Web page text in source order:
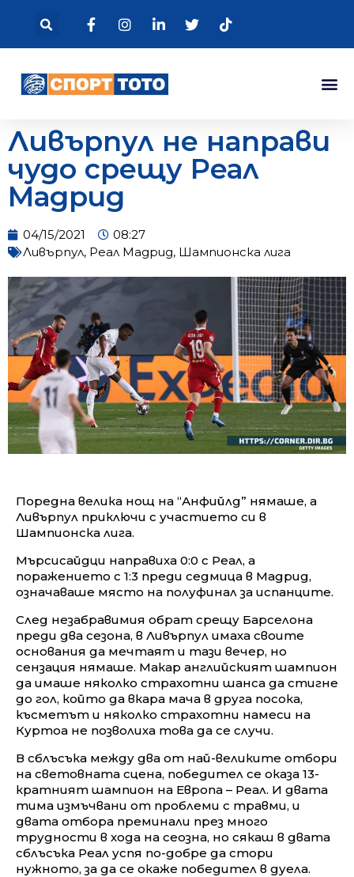
Ливърпул не направи
чудо срещу Реал
Мадрид
04/15/2021
08:27
Ливърпул, Реал Мадрид, Шампионска лига
Поредна велика нощ на “Анфийлд” нямаше, а
Ливърпул приключи с участието си в
Шампионска лига.
Мърсисайдци направиха 0:0 с Реал, а
поражението с 1:3 преди седмица в Мадрид,
означаваше място на полуфинал за испанците.
След незабравимия обрат срещу Барселона
преди два сезона, в Ливърпул имаха своите
основания да мечтаят и тази вечер, но
сензация нямаше. Макар английският шампион
да имаше няколко страхотни шанса да стигне
до гол, който да вкара мача в друга посока,
късметът и няколко страхотни намеси на
Куртоа не позволиха това да се случи.
В сблъсъка между два от най-великите отбори
на световната сцена, победител се оказа 13-
кратният шампион на Европа – Реал. И двата
тима измъчвани от проблеми с травми, и
двата отбора преминали през много
трудности в хода на сеозна, но сякаш в двата
сблъсъка Реал успя по-добре да стори
нужното, за да се окаже победител в дуела.